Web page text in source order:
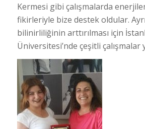
Kermesi gibi çalışmalarda
fikirleriyle bize destek oldular.
bilinirliliğinin arttırılması için
Üniversitesi’nde çeşitli çalışmalar